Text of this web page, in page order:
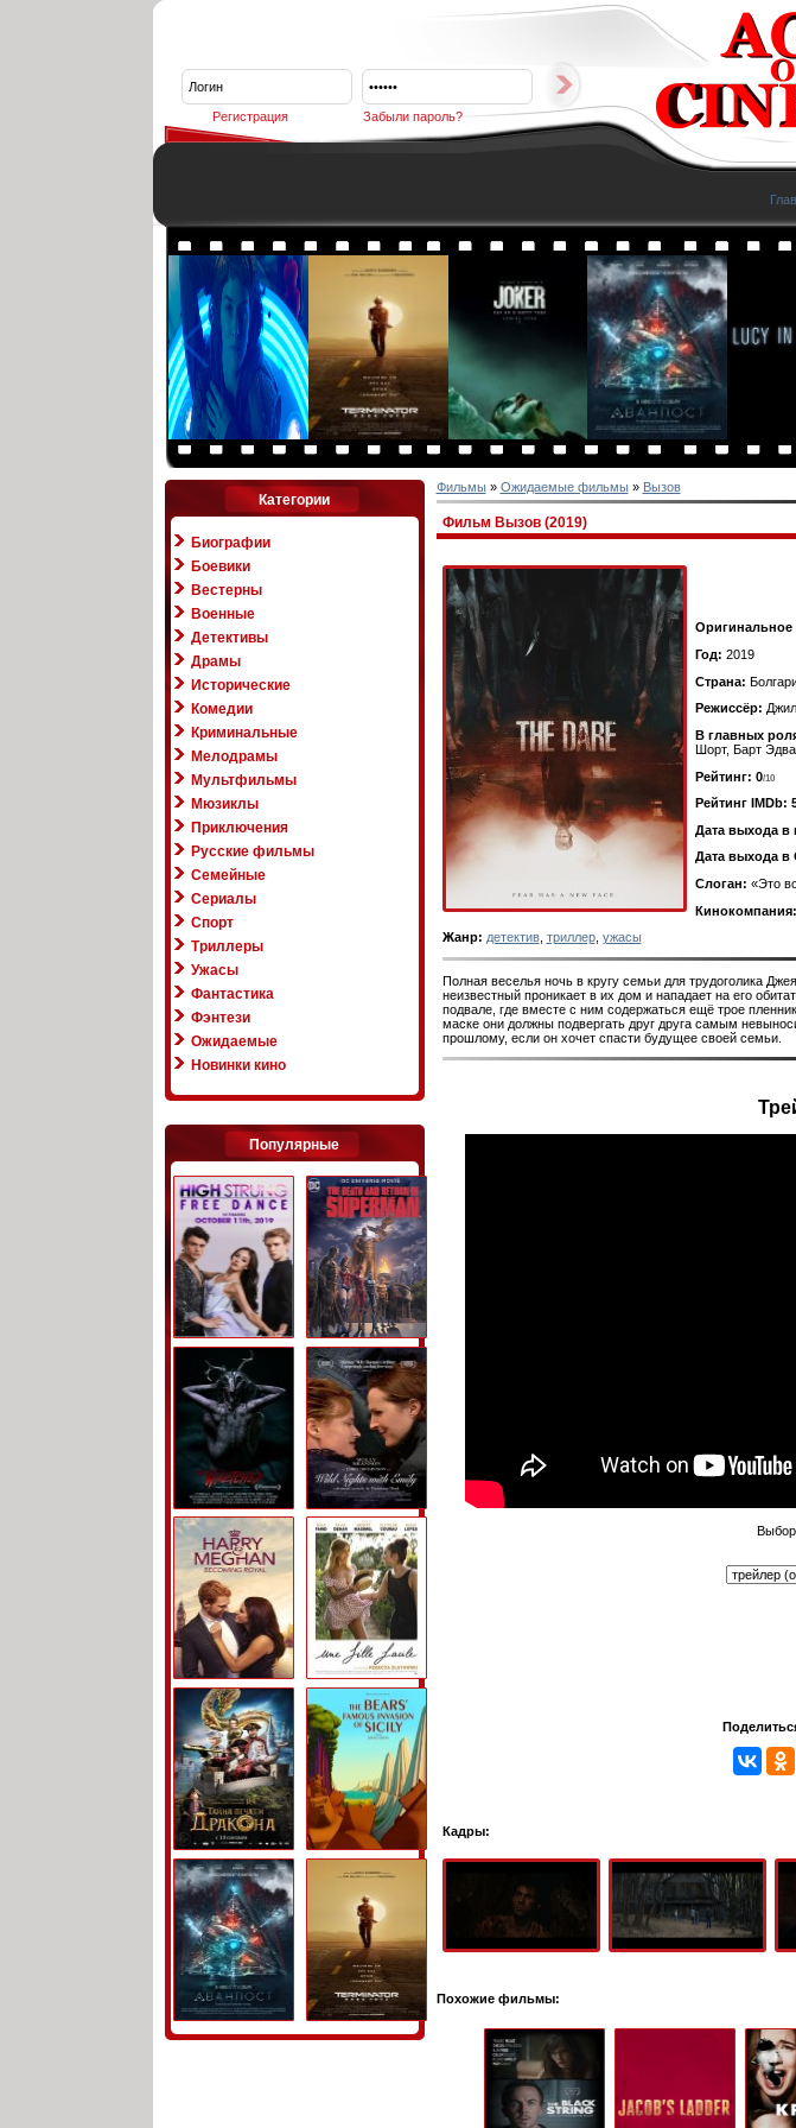
Регистрация Забыли пароль?
Категории
Биографии
Боевики
Вестерны
Военные
Детективы
Драмы
Исторические
Комедии
Криминальные
Мелодрамы
Мультфильмы
Мюзиклы
Приключения
Русские фильмы
Семейные
Сериалы
Спорт
Триллеры
Ужасы
Фантастика
Фэнтези
Ожидаемые
Новинки кино
Популярные
Фильмы» Ожидаемые фильмы» Вызов
Фильм Вызов (2019)
Оригинальное
Год: 2019
Страна:
Режиссёр:
В главных
Шорт, Барт
Рейтинг: 0/10
Рейтинг IMDb:
Дата выхода в
Дата выхода
Слоган: «Это
Кинокомпания:
Жанр: детектив, триллер, ужасы
Полная веселья ночь в кругу семьи для трудоголика
неизвестный проникает в их дом и нападает на его
подвале, где вместе с ним содержаться ещё трое
маске они должны подвергать друг друга самым
прошлому, если он хочет спасти будущее своей семьи.
Кадры:
Похожие фильмы: